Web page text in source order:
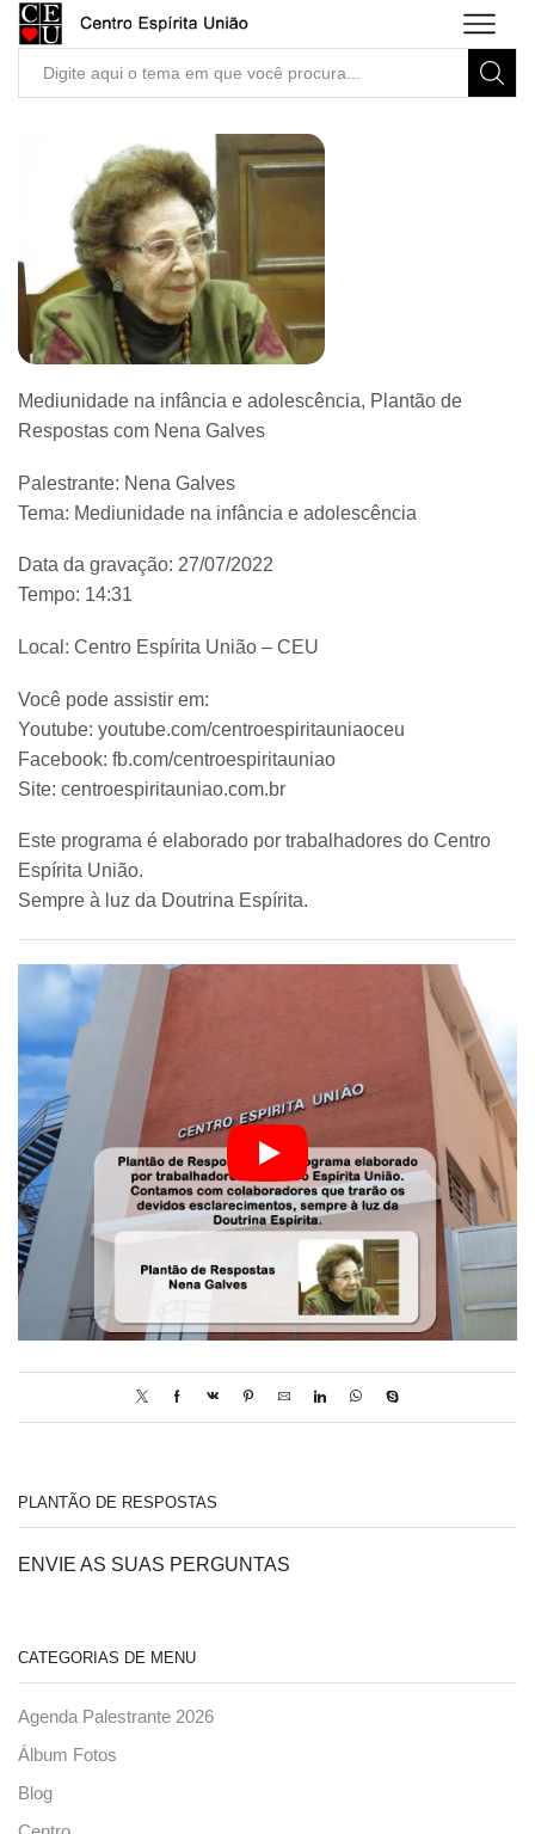
Search
Mediunidade na infância e adolescência, Plantão de
Respostas com Nena Galves
Palestrante: Nena Galves
Tema: Mediunidade na infância e adolescência
Data da gravação: 27/07/2022
Tempo: 14:31
Local: Centro Espírita União – CEU
Você pode assistir em:
Youtube: youtube.com/centroespiritauniaoceu
Facebook: fb.com/centroespiritauniao
Site: centroespiritauniao.com.br
Este programa é elaborado por trabalhadores do Centro
Espírita União.
Sempre à luz da Doutrina Espírita.
PLANTÃO DE RESPOSTAS
ENVIE AS SUAS PERGUNTAS
CATEGORIAS DE MENU
Agenda Palestrante 2026
Álbum Fotos
Blog